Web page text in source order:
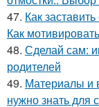
47. Как
Как
48. Сделай сам:
родителей
49. Материалы и
нужно знать для